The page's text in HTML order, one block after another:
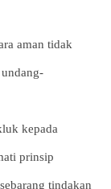
aman tidak
kepada
prinsip
tindakan